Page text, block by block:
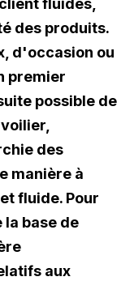
fluides,
des produits.
d'occasion ou
premier
possible de
des
manière à
fluide. Pour
la base de
aux